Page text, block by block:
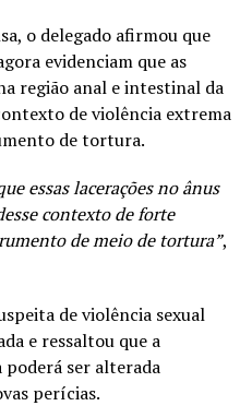
o delegado afirmou que
evidenciam que as
região anal e intestinal da
de violência extrema
de tortura.
essas lacerações no ânus
contexto de forte
de meio de tortura”,
de violência sexual
e ressaltou que a
ser alterada
perícias.